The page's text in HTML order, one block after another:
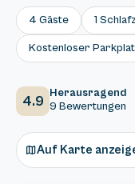
4 Gäste 1
Kostenloser
4.9 Herausragend
9 Bewertungen
Auf Karte